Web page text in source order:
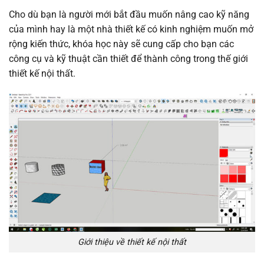
Cho dù bạn là người mới bắt đầu muốn nâng cao kỹ năng
của mình hay là một nhà thiết kế có kinh nghiệm muốn mở
rộng kiến ​​thức, khóa học này sẽ cung cấp cho bạn các
công cụ và kỹ thuật cần thiết để thành công trong thế giới
thiết kế nội thất.
Giới thiệu về thiết kế nội thất